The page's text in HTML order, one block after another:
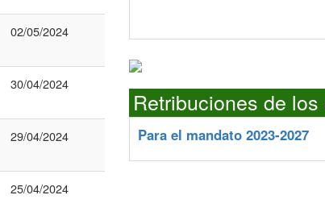
02/05/2024
30/04/2024
29/04/2024
25/04/2024
Retribuciones de
Para el mandato 2023-2027